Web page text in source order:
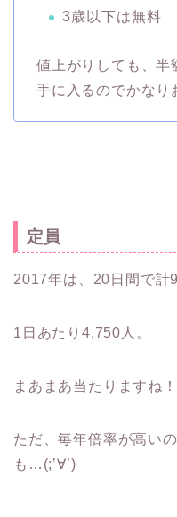
3歳以下は無料
値上がりしても、半
手に入るのでかな
定員
2017年は、20日間で計
1日あたり4,750人。
まあまあ当たりますね！
ただ、毎年倍率が高い
も…(;’∀’)